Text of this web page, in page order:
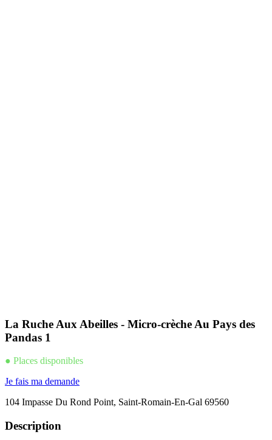
La Ruche Aux Abeilles - Micro-crèche Au Pays des
Pandas 1
● Places disponibles
Je fais ma demande
104 Impasse Du Rond Point, Saint-Romain-En-Gal 69560
Description